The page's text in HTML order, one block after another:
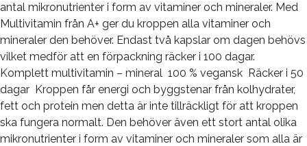
antal mikronutrienter i form av vitaminer och mineraler. Med
Multivitamin från A+ ger du kroppen alla vitaminer och
mineraler den behöver. Endast två kapslar om dagen behövs
vilket medför att en förpackning räcker i 100 dagar.
Komplett multivitamin – mineral 100 % vegansk Räcker i 50
dagar Kroppen får energi och byggstenar från kolhydrater,
fett och protein men detta är inte tillräckligt för att kroppen
ska fungera normalt. Den behöver även ett stort antal olika
mikronutrienter i form av vitaminer och mineraler som alla är